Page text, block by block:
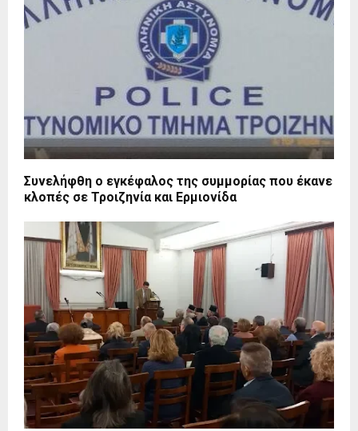
Συνελήφθη ο εγκέφαλος της συμμορίας που έκανε
κλοπές σε Τροιζηνία και Ερμιονίδα